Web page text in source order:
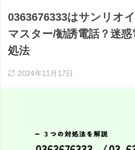
0363676333はサンリオ
マスター/勧誘電話？迷
処法
2024年11月17日